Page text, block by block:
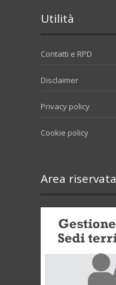
Utilità
Contatti e RPD
Disclaimer
Privacy policy
Cookie policy
Area riservata